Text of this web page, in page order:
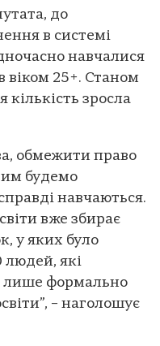
до
в системі
навчалися
віком 25+. Станом
кількість зросла
обмежити право
будемо
навчаються.
вже збирає
у яких було
людей, які
лише формально
– наголошує